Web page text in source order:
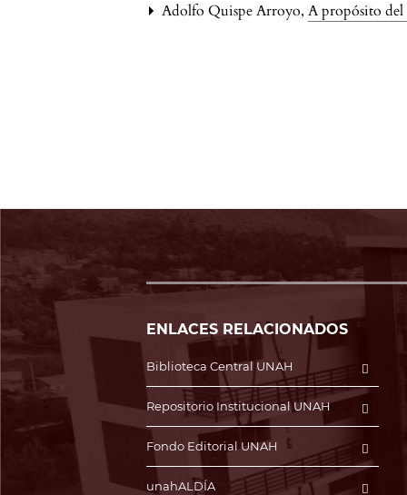
Adolfo Quispe Arroyo,A propósito
ENLACES RELACIONADOS
Biblioteca Central UNAH
Repositorio Institucional UNAH
Fondo Editorial UNAH
unahALDÍA